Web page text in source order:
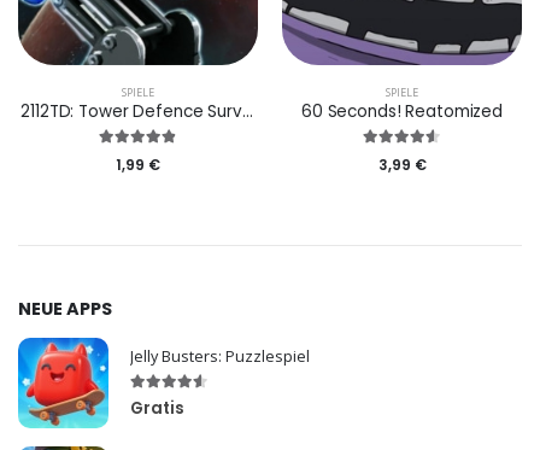
SPIELE
2112TD: Tower Defence Survival
1,99 €
SPIELE
60 Seconds! Reatomized
3,99 €
NEUE APPS
Jelly Busters: Puzzlespiel
Gratis